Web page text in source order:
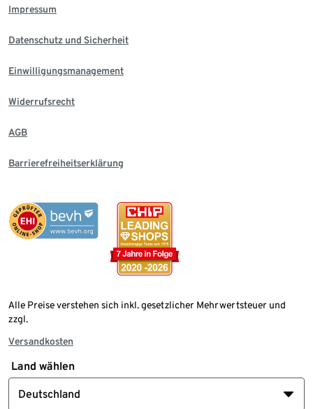
Impressum
Datenschutz und Sicherheit
Einwilligungsmanagement
Widerrufsrecht
AGB
Barrierefreiheitserklärung
Alle Preise verstehen sich inkl. gesetzlicher Mehrwertsteuer und
zzgl.
Versandkosten
Land wählen
Deutschland